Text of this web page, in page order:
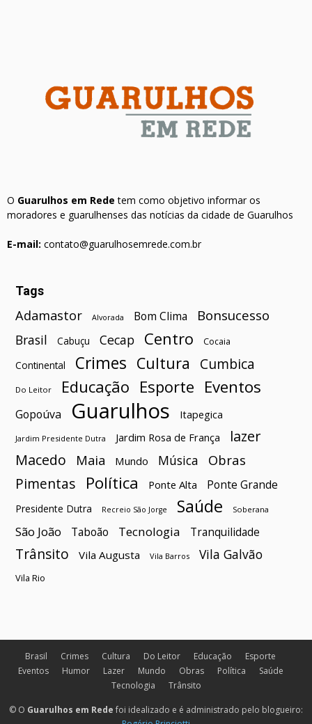
O Guarulhos em Rede tem como objetivo informar os
moradores e guarulhenses das notícias da cidade de Guarulhos
E-mail: contato@guarulhosemrede.com.br
Tags
Adamastor Alvorada Bom Clima Bonsucesso
Brasil Cabuçu Cecap Centro Cocaia
Continental Crimes Cultura Cumbica
Do Leitor Educação Esporte Eventos
Gopoúva Guarulhos Itapegica
Jardim Presidente Dutra Jardim Rosa de França
lazer
Macedo
Maia Mundo Música Obras
Pimentas Política Ponte Alta Ponte Grande
Presidente Dutra Recreio São Jorge Saúde Soberana
São João Taboão Tecnologia Tranquilidade
Trânsito Vila Augusta Vila Barros Vila Galvão
Vila Rio
Brasil Crimes Cultura Do Leitor Educação
Esporte
Eventos
Humor Lazer Mundo Obras Política
Saúde
Tecnologia
Trânsito
© O Guarulhos em Rede foi idealizado e é administrado pelo blogueiro: